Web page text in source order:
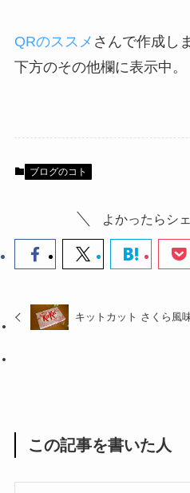
QRのススメ さんで作成し
下方のその他欄に表示中。
ブログのコト
よかったらシ
キットカット さくら風
この記事を書いた人